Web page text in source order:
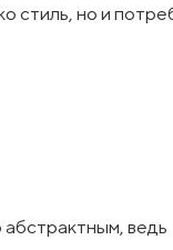
стиль, но и
ведь